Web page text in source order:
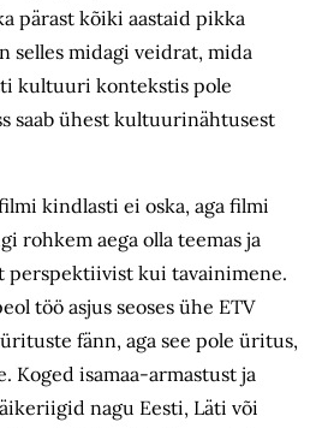
pärast kõiki aastaid pikka
selles midagi veidrat, mida
kultuuri kontekstis pole
saab ühest kultuurinähtusest
kindlasti ei oska, aga filmi
rohkem aega olla teemas ja
perspektiivist kui tavainimene.
töö asjus seoses ühe ETV
fänn, aga see pole üritus,
Koged isamaa-armastust ja
nagu Eesti, Läti või